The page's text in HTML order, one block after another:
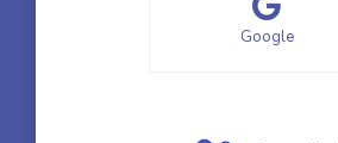
Google